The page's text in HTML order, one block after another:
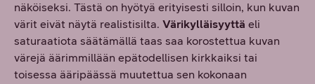
näköiseksi. Tästä on hyötyä erityisesti silloin, kun kuvan
värit eivät näytä realistisilta. Värikylläisyyttä eli
saturaatiota säätämällä taas saa korostettua kuvan
värejä äärimmillään epätodellisen kirkkaiksi tai
toisessa ääripäässä muutettua sen kokonaan